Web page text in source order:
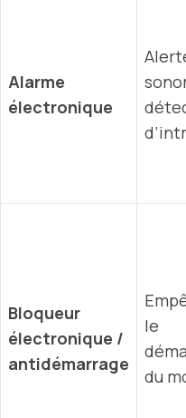
Alarme
électronique
Bloqueur
électronique /
antidémarrage
le
du